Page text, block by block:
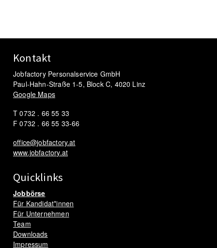
Kontakt
Jobfactory Personalservice GmbH
Paul-Hahn-Straße 1-5, Block C, 4020 Linz
Google Maps
T 0732 . 66 55 33
F 0732 . 66 55 33-66
office@jobfactory.at
www.jobfactory.at
Quicklinks
Jobbörse
Für Kandidat*innen
Für Unternehmen
Team
Downloads
Impressum